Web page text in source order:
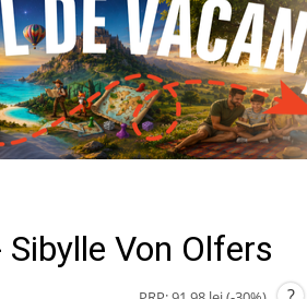
Von Olfers